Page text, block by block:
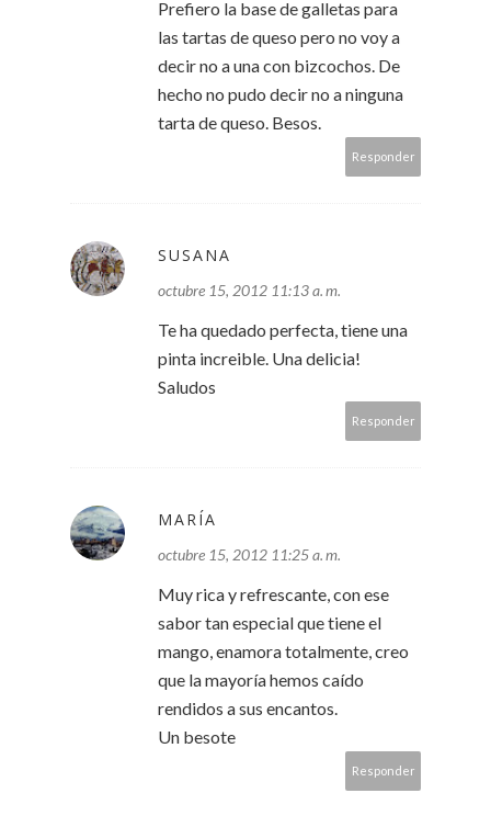
Prefiero la base de galletas para
las tartas de queso pero no voy a
decir no a una con bizcochos. De
hecho no pudo decir no a ninguna
tarta de queso. Besos.
Responder
SUSANA
octubre 15, 2012 11:13 a. m.
Te ha quedado perfecta, tiene una
pinta increible. Una delicia!
Saludos
Responder
MARÍA
octubre 15, 2012 11:25 a. m.
Muy rica y refrescante, con ese
sabor tan especial que tiene el
mango, enamora totalmente, creo
que la mayoría hemos caído
rendidos a sus encantos.
Un besote
Responder